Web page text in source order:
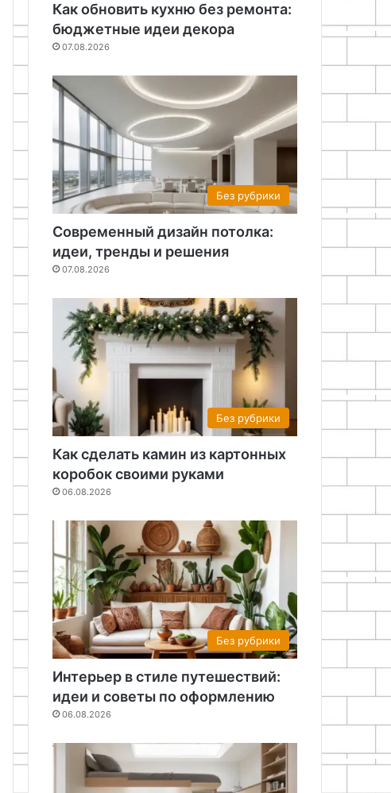
Как обновить кухню без ремонта:
бюджетные идеи декора
07.08.2026
Без рубрики
Современный дизайн потолка:
идеи, тренды и решения
07.08.2026
Без рубрики
Как сделать камин из картонных
коробок своими руками
06.08.2026
Без рубрики
Интерьер в стиле путешествий:
идеи и советы по оформлению
06.08.2026